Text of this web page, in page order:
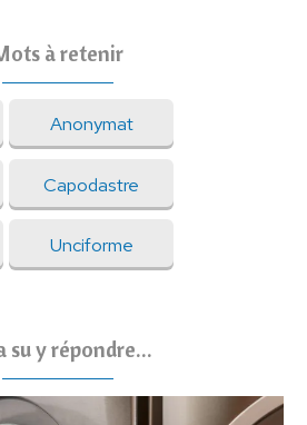
à retenir
Anonymat
Capodastre
Unciforme
su y répondre...